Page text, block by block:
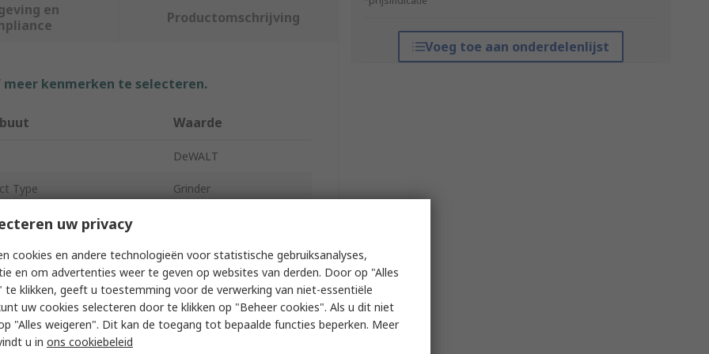
Voeg toe aan onderdelenlijst
en
Productomschrijving
kenmerken te selecteren.
Waarde
DeWALT
Type Grinder
Type Paddle Switch
9000rpm
Level 8.3m/s²
Voltage
uw privacy
cookies en andere technologieën voor statistische gebruiksanalyses,
en om advertenties weer te geven op websites van derden. Door op "Alles
te klikken, geeft u toestemming voor de verwerking van niet-essentiële
uw cookies selecteren door te klikken op "Beheer cookies". Als u dit niet
"Alles weigeren". Dit kan de toegang tot bepaalde functies beperken. Meer
u in ons cookiebeleid